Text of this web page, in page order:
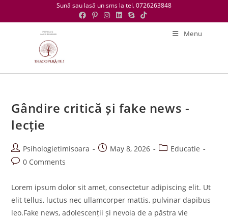
Sună sau lasă un sms la tel. 0726263848
Menu
Gândire critică și fake news -
lecție
Post
author:
Psihologietimisoara
PostMay 8, 2026
PostEducatie
Post0 Comments
Lorem ipsum dolor sit amet, consectetur adipiscing elit. Ut
elit tellus, luctus nec ullamcorper mattis, pulvinar dapibus
leo.Fake news, adolescenții și nevoia de a păstra vie